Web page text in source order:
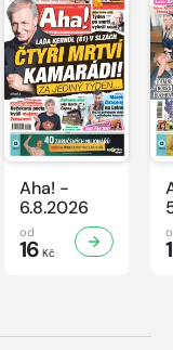
Aha! -
6.8.2026
od
16 Kč